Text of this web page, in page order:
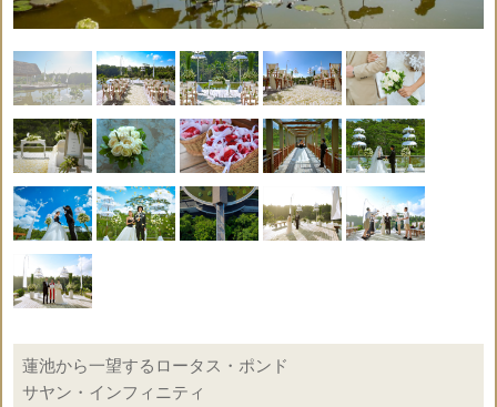
会場使用料
蓮池から一望するロータス・ポンド
サヤン・インフィニティ